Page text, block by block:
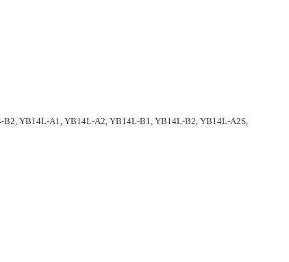
YB14L-A1, YB14L-A2, YB14L-B1, YB14L-B2, YB14L-A2S,